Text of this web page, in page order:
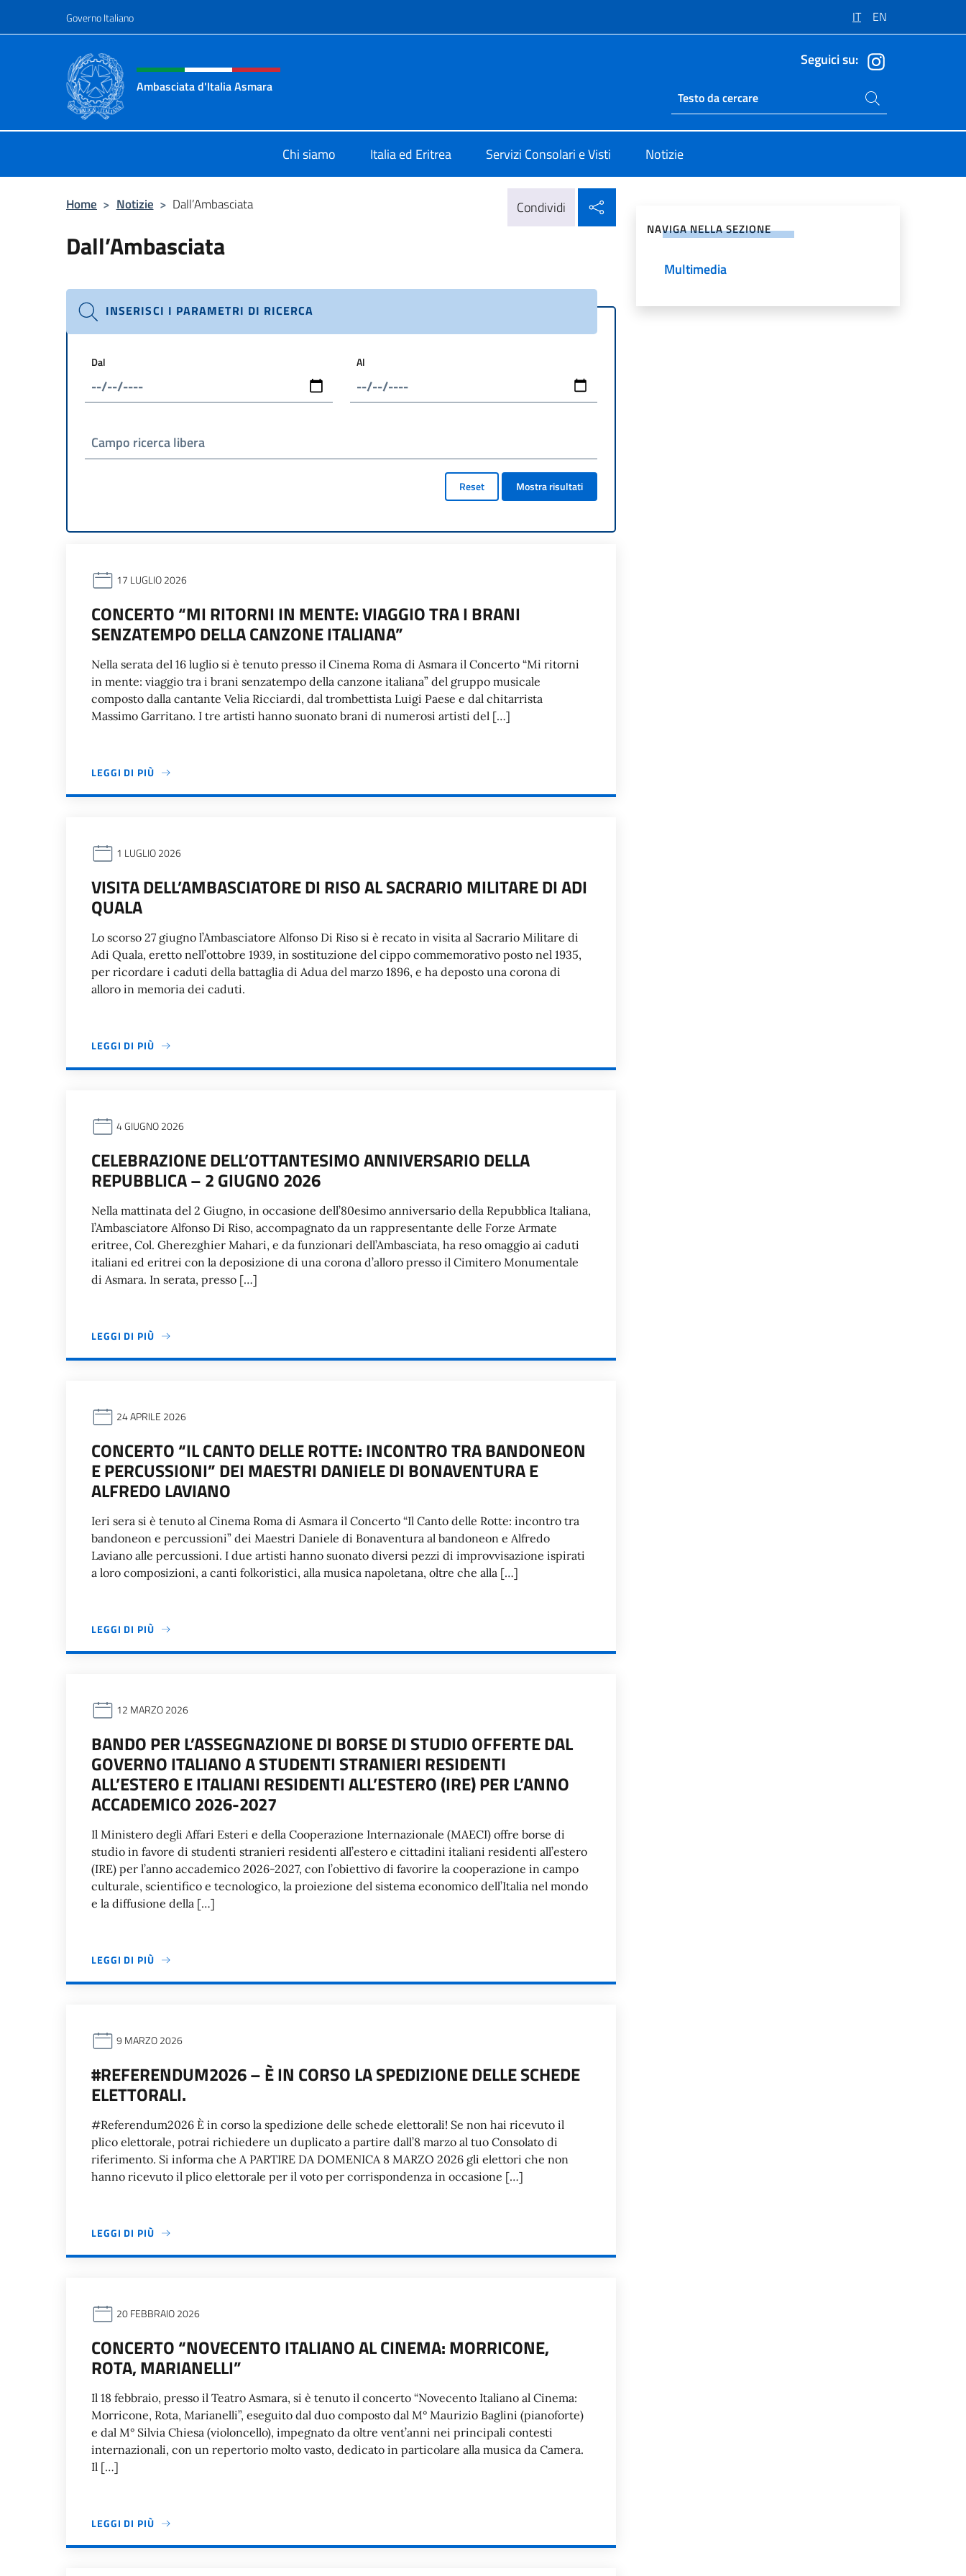
Governo Italiano IT EN
Intestazione sito, social e menù
Ambasciata d'Italia Asmara
Seguici su:
Ricerca sito live
Cerca nel sito
Chi siamo Italia ed Eritrea Servizi Consolari e Visti Notizie
Home > Notizie > Dall’Ambasciata Condividi
Dall’Ambasciata
INSERISCI I PARAMETRI DI RICERCA
Dal Al
Campo ricerca libera
Reset Mostra risultati
17 LUGLIO 2026
CONCERTO “MI RITORNI IN MENTE: VIAGGIO TRA I BRANI
SENZATEMPO DELLA CANZONE ITALIANA”
Nella serata del 16 luglio si è tenuto presso il Cinema Roma di Asmara il Concerto “Mi ritorni
in mente: viaggio tra i brani senzatempo della canzone italiana” del gruppo musicale
composto dalla cantante Velia Ricciardi, dal trombettista Luigi Paese e dal chitarrista
Massimo Garritano. I tre artisti hanno suonato brani di numerosi artisti del […]
LEGGI DI PIÙ
1 LUGLIO 2026
VISITA DELL’AMBASCIATORE DI RISO AL SACRARIO MILITARE DI ADI
QUALA
Lo scorso 27 giugno l’Ambasciatore Alfonso Di Riso si è recato in visita al Sacrario Militare di
Adi Quala, eretto nell’ottobre 1939, in sostituzione del cippo commemorativo posto nel 1935,
per ricordare i caduti della battaglia di Adua del marzo 1896, e ha deposto una corona di
alloro in memoria dei caduti.
LEGGI DI PIÙ
4 GIUGNO 2026
CELEBRAZIONE DELL’OTTANTESIMO ANNIVERSARIO DELLA
REPUBBLICA – 2 GIUGNO 2026
Nella mattinata del 2 Giugno, in occasione dell’80esimo anniversario della Repubblica Italiana,
l’Ambasciatore Alfonso Di Riso, accompagnato da un rappresentante delle Forze Armate
eritree, Col. Gherezghier Mahari, e da funzionari dell’Ambasciata, ha reso omaggio ai caduti
italiani ed eritrei con la deposizione di una corona d’alloro presso il Cimitero Monumentale
di Asmara. In serata, presso […]
LEGGI DI PIÙ
24 APRILE 2026
CONCERTO “IL CANTO DELLE ROTTE: INCONTRO TRA BANDONEON
E PERCUSSIONI” DEI MAESTRI DANIELE DI BONAVENTURA E
ALFREDO LAVIANO
Ieri sera si è tenuto al Cinema Roma di Asmara il Concerto “Il Canto delle Rotte: incontro tra
bandoneon e percussioni” dei Maestri Daniele di Bonaventura al bandoneon e Alfredo
Laviano alle percussioni. I due artisti hanno suonato diversi pezzi di improvvisazione ispirati
a loro composizioni, a canti folkoristici, alla musica napoletana, oltre che alla […]
LEGGI DI PIÙ
12 MARZO 2026
BANDO PER L’ASSEGNAZIONE DI BORSE DI STUDIO OFFERTE DAL
GOVERNO ITALIANO A STUDENTI STRANIERI RESIDENTI
ALL’ESTERO E ITALIANI RESIDENTI ALL’ESTERO (IRE) PER L’ANNO
ACCADEMICO 2026-2027
Il Ministero degli Affari Esteri e della Cooperazione Internazionale (MAECI) offre borse di
studio in favore di studenti stranieri residenti all’estero e cittadini italiani residenti all’estero
(IRE) per l’anno accademico 2026-2027, con l’obiettivo di favorire la cooperazione in campo
culturale, scientifico e tecnologico, la proiezione del sistema economico dell’Italia nel mondo
e la diffusione della […]
LEGGI DI PIÙ
9 MARZO 2026
#REFERENDUM2026 – È IN CORSO LA SPEDIZIONE DELLE SCHEDE
ELETTORALI.
#Referendum2026 È in corso la spedizione delle schede elettorali! Se non hai ricevuto il
plico elettorale, potrai richiedere un duplicato a partire dall’8 marzo al tuo Consolato di
riferimento. Si informa che A PARTIRE DA DOMENICA 8 MARZO 2026 gli elettori che non
hanno ricevuto il plico elettorale per il voto per corrispondenza in occasione […]
LEGGI DI PIÙ
20 FEBBRAIO 2026
CONCERTO “NOVECENTO ITALIANO AL CINEMA: MORRICONE,
ROTA, MARIANELLI”
Il 18 febbraio, presso il Teatro Asmara, si è tenuto il concerto “Novecento Italiano al Cinema:
Morricone, Rota, Marianelli”, eseguito dal duo composto dal M° Maurizio Baglini (pianoforte)
e dal M° Silvia Chiesa (violoncello), impegnato da oltre vent’anni nei principali contesti
internazionali, con un repertorio molto vasto, dedicato in particolare alla musica da Camera.
Il […]
LEGGI DI PIÙ
NAVIGA NELLA SEZIONE
Multimedia